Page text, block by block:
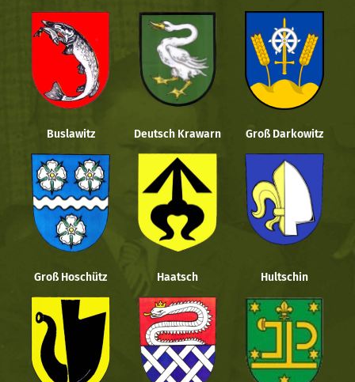
Buslawitz Deutsch Krawarn Groß Darkowitz
Groß Hoschütz Haatsch Hultschin